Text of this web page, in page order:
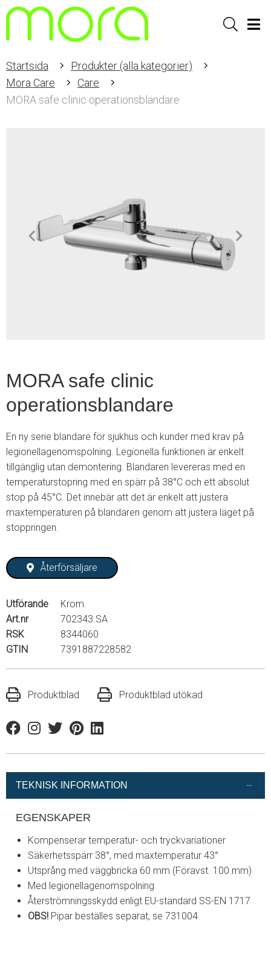
Sök
Startsida
Produkter (alla kategorier)
Mora Care
Care
MORA safe clinic operationsblandare
MORA safe clinic
operationsblandare
En ny serie blandare för sjukhus och kunder med krav på
legionellagenomspolning. Legionella funktionen är enkelt
tillgänglig utan demontering. Blandaren levereras med en
temperaturstopring med en spärr på 38°C och ett absolut
stop på 45°C. Det innebär att det är enkelt att justera
maxtemperaturen på blandaren genom att justera läget på
stoppringen.
Återförsäljare
Utförande
Krom
Art.nr
702343.SA
RSK
8344060
GTIN
7391887228582
Produktblad Produktblad utökad
FacebookInstagram
TwitterPinterestLinkedin
TEKNISK INFORMATION
EGENSKAPER
Kompenserar temperatur- och tryckvariationer
Säkerhetsspärr 38°, med maxtemperatur 43°
Utsprång med väggbricka 60 mm (Föravst. 100 mm)
Med legionellagenomspolning
Återströmningsskydd enligt EU-standard SS-EN 1717
OBS! Pipar beställes separat, se 731004